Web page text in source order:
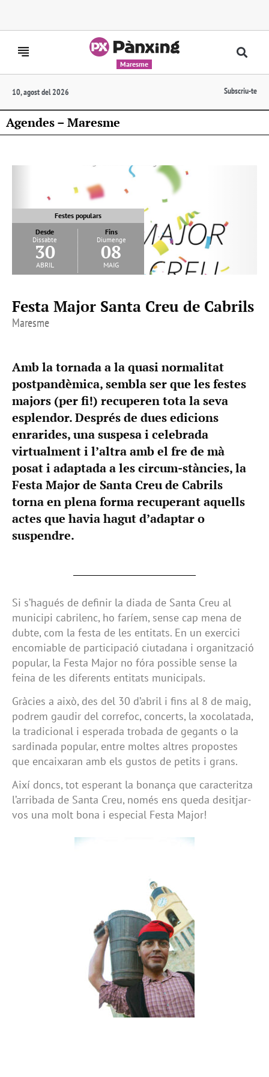
Maresme
10, agost del 2026 Subscriu-te
Agendes – Maresme
Festes populars
Desde
Dissabte
30
abril
Fins
Diumenge
08
maig
Festa Major Santa Creu de Cabrils
Maresme
Amb la tornada a la quasi normalitat
postpandèmica, sembla ser que les festes
majors (per fi!) recuperen tota la seva
esplendor. Després de dues edicions
enrarides, una suspesa i celebrada
virtualment i l’altra amb el fre de mà
posat i adaptada a les circum-stàncies, la
Festa Major de Santa Creu de Cabrils
torna en plena forma recuperant aquells
actes que havia hagut d’adaptar o
suspendre.
Si s’hagués de definir la diada de Santa Creu al
municipi cabrilenc, ho faríem, sense cap mena de
dubte, com la festa de les entitats. En un exercici
encomiable de participació ciutadana i organització
popular, la Festa Major no fóra possible sense la
feina de les diferents entitats municipals.
Gràcies a això, des del 30 d’abril i fins al 8 de maig,
podrem gaudir del correfoc, concerts, la xocolatada,
la tradicional i esperada trobada de gegants o la
sardinada popular, entre moltes altres propostes
que encaixaran amb els gustos de petits i grans.
Així doncs, tot esperant la bonança que caracteritza
l’arribada de Santa Creu, només ens queda desitjar-
vos una molt bona i especial Festa Major!